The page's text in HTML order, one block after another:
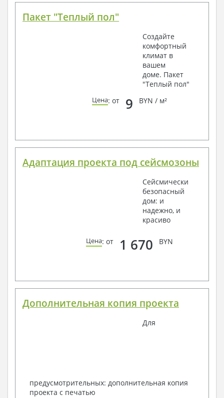
Пакет "Теплый пол"
Создайте
комфортный
климат в
вашем
доме. Пакет
"Теплый пол"
Цена: от 9 BYN / м²
Адаптация проекта под сейсмозоны
Сейсмически
безопасный
дом: и
надежно, и
красиво
Цена: от 1 670 BYN
Дополнительная копия проекта
Для
предусмотрительных: дополнительная копия
проекта с печатью